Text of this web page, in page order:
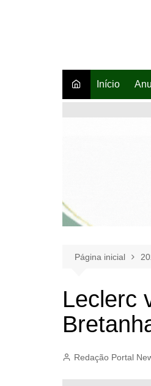
Início
Página inicial
Leclerc
Redação Portal